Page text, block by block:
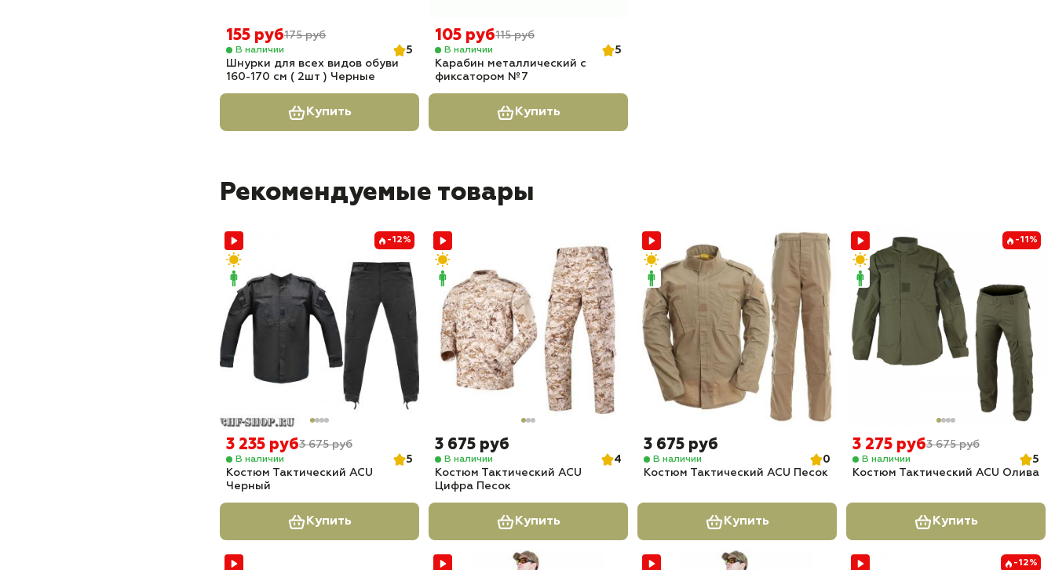
155 руб175 руб
В наличии
5
Шнурки для всех видов обуви
160-170 см ( 2шт ) Черные
Купить
105 руб115 руб
В наличии
5
Карабин металлический с
фиксатором №7
Купить
Рекомендуемые товары
-12%
3 235 руб3 675 руб
В наличии
5
Костюм Тактический ACU
Черный
Купить
3 675 руб
В наличии
4
Костюм Тактический ACU
Цифра Песок
Купить
3 675 руб
В наличии
0
Костюм Тактический ACU Песок
Купить
-11%
3 275 руб3 675 руб
В наличии
5
Костюм Тактический ACU Олива
Купить
-12%